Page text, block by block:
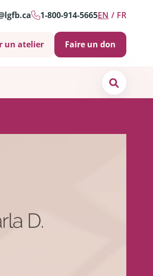
1-800-914-5665EN FR
un atelier Faire un don